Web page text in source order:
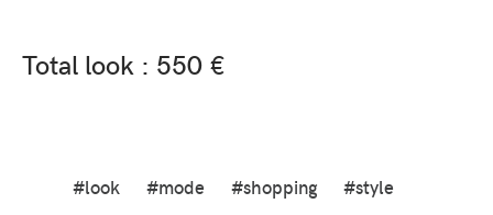
Total look : 550 €
#look #mode #shopping #style